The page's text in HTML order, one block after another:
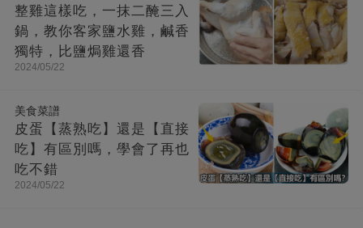
整雞這樣吃，一抹二醃三入
鍋，教你客家鹽水雞，鹹香
獨特，比鹽焗雞還香
2024/05/22
美食菜譜
皮蛋【蒸熟吃】還是【直接
吃】有區別嗎，學會了再也
吃不錯
2024/05/22